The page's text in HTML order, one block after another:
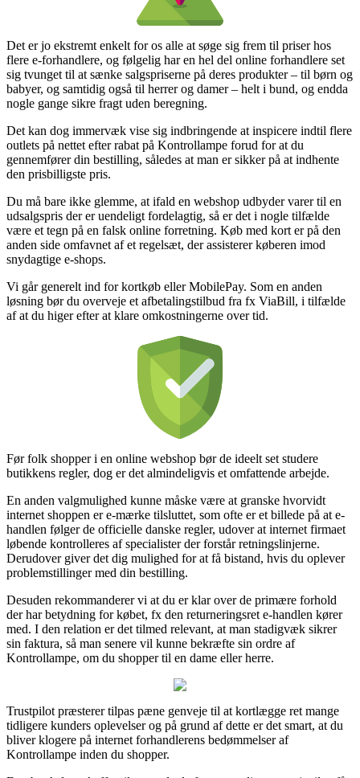
Det er jo ekstremt enkelt for os alle at søge sig frem til priser hos
flere e-forhandlere, og følgelig har en hel del online forhandlere set
sig tvunget til at sænke salgspriserne på deres produkter – til børn og
babyer, og samtidig også til herrer og damer – helt i bund, og endda
nogle gange sikre fragt uden beregning.
Det kan dog immervæk vise sig indbringende at inspicere indtil flere
outlets på nettet efter rabat på Kontrollampe forud for at du
gennemfører din bestilling, således at man er sikker på at indhente
den prisbilligste pris.
Du må bare ikke glemme, at ifald en webshop udbyder varer til en
udsalgspris der er uendeligt fordelagtig, så er det i nogle tilfælde
være et tegn på en falsk online forretning. Køb med kort er på den
anden side omfavnet af et regelsæt, der assisterer køberen imod
snydagtige e-shops.
Vi går generelt ind for kortkøb eller MobilePay. Som en anden
løsning bør du overveje et afbetalingstilbud fra fx ViaBill, i tilfælde
af at du higer efter at klare omkostningerne over tid.
Før folk shopper i en online webshop bør de ideelt set studere
butikkens regler, dog er det almindeligvis et omfattende arbejde.
En anden valgmulighed kunne måske være at granske hvorvidt
internet shoppen er e-mærke tilsluttet, som ofte er et billede på at e-
handlen følger de officielle danske regler, udover at internet firmaet
løbende kontrolleres af specialister der forstår retningslinjerne.
Derudover giver det dig mulighed for at få bistand, hvis du oplever
problemstillinger med din bestilling.
Desuden rekommanderer vi at du er klar over de primære forhold
der har betydning for købet, fx den returneringsret e-handlen kører
med. I den relation er det tilmed relevant, at man stadigvæk sikrer
sin faktura, så man senere vil kunne bekræfte sin ordre af
Kontrollampe, om du shopper til en dame eller herre.
Trustpilot præsterer tilpas pæne genveje til at kortlægge ret mange
tidligere kunders oplevelser og på grund af dette er det smart, at du
bliver klogere på internet forhandlerens bedømmelser af
Kontrollampe inden du shopper.